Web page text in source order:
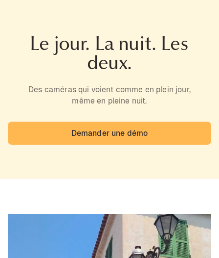
Le jour. La nuit. Les
deux.
Des caméras qui voient comme en plein jour,
même en pleine nuit.
Demander une démo